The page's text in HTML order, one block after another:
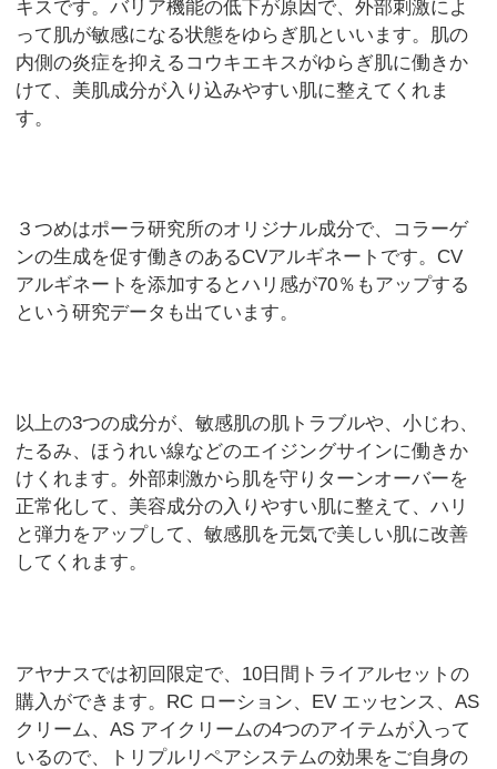
キスです。バリア機能の低下が原因で、外部刺激によ
って肌が敏感になる状態をゆらぎ肌といいます。肌の
内側の炎症を抑えるコウキエキスがゆらぎ肌に働きか
けて、美肌成分が入り込みやすい肌に整えてくれま
す。
３つめはポーラ研究所のオリジナル成分で、コラーゲ
ンの生成を促す働きのあるCVアルギネートです。CV
アルギネートを添加するとハリ感が70％もアップする
という研究データも出ています。
以上の3つの成分が、敏感肌の肌トラブルや、小じわ、
たるみ、ほうれい線などのエイジングサインに働きか
けくれます。外部刺激から肌を守りターンオーバーを
正常化して、美容成分の入りやすい肌に整えて、ハリ
と弾力をアップして、敏感肌を元気で美しい肌に改善
してくれます。
アヤナスでは初回限定で、10日間トライアルセットの
購入ができます。RC ローション、EV エッセンス、AS
クリーム、AS アイクリームの4つのアイテムが入って
いるので、トリプルリペアシステムの効果をご自身の